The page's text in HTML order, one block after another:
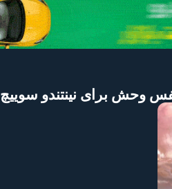
وحش برای نینتندو سوییچ